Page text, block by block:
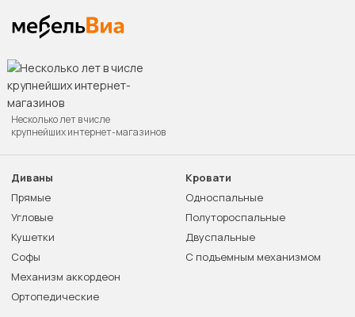
Несколько лет в числе
крупнейших интернет-магазинов
Диваны
Прямые
Угловые
Кушетки
Софы
Механизм аккордеон
Ортопедические
Кровати
Односпальные
Полутороспальные
Двуспальные
С подъемным механизмом